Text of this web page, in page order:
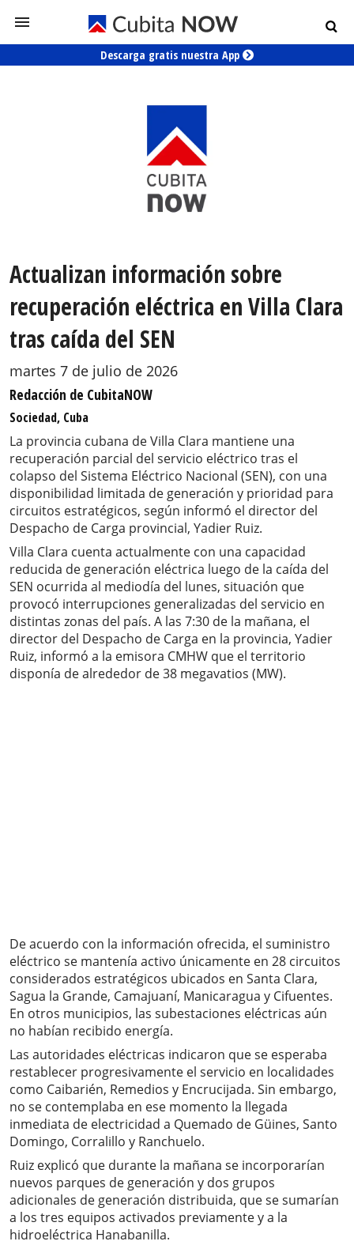
Descarga gratis nuestra App
Actualizan información sobre
recuperación eléctrica en Villa Clara
tras caída del SEN
martes 7 de julio de 2026
Redacción de CubitaNOW
Sociedad, Cuba
La provincia cubana de Villa Clara mantiene una
recuperación parcial del servicio eléctrico tras el
colapso del Sistema Eléctrico Nacional (SEN), con una
disponibilidad limitada de generación y prioridad para
circuitos estratégicos, según informó el director del
Despacho de Carga provincial, Yadier Ruiz.
Villa Clara cuenta actualmente con una capacidad
reducida de generación eléctrica luego de la caída del
SEN ocurrida al mediodía del lunes, situación que
provocó interrupciones generalizadas del servicio en
distintas zonas del país. A las 7:30 de la mañana, el
director del Despacho de Carga en la provincia, Yadier
Ruiz, informó a la emisora CMHW que el territorio
disponía de alrededor de 38 megavatios (MW).
De acuerdo con la información ofrecida, el suministro
eléctrico se mantenía activo únicamente en 28 circuitos
considerados estratégicos ubicados en Santa Clara,
Sagua la Grande, Camajuaní, Manicaragua y Cifuentes.
En otros municipios, las subestaciones eléctricas aún
no habían recibido energía.
Las autoridades eléctricas indicaron que se esperaba
restablecer progresivamente el servicio en localidades
como Caibarién, Remedios y Encrucijada. Sin embargo,
no se contemplaba en ese momento la llegada
inmediata de electricidad a Quemado de Güines, Santo
Domingo, Corralillo y Ranchuelo.
Ruiz explicó que durante la mañana se incorporarían
nuevos parques de generación y dos grupos
adicionales de generación distribuida, que se sumarían
a los tres equipos activados previamente y a la
hidroeléctrica Hanabanilla.